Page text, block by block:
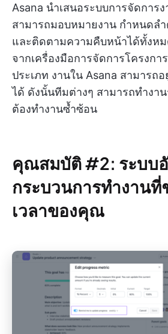
Asana นำเสนอระบบการจัดการ
สามารถมอบหมายงาน กำหนดล
และติดตามความคืบหน้าได้ทั้งหม
จากเครื่องมือการจัดการโครงกา
ประเภท งานใน Asana สามารถ
ได้ ดังนั้นทีมต่างๆ สามารถทำงา
ต้องทำงานซ้ำซ้อน
คุณสมบัติ #2: ระบบ
กระบวนการทำงาน
เวลาของคุณ